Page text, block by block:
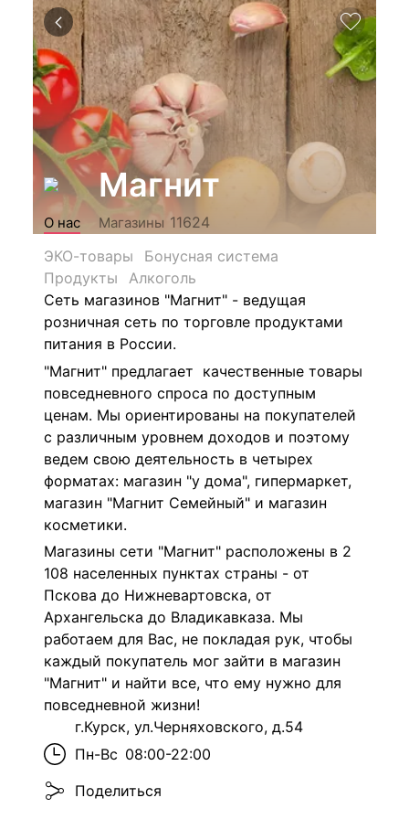
Магнит
О нас Магазины 11624
ЭКО-товары
Бонусная система
Продукты
Алкоголь
Сеть магазинов "Магнит" - ведущая
розничная сеть по торговле продуктами
питания в России.
"Магнит" предлагает качественные товары
повседневного спроса по доступным
ценам. Мы ориентированы на покупателей
с различным уровнем доходов и поэтому
ведем свою деятельность в четырех
форматах: магазин "у дома", гипермаркет,
магазин "Магнит Семейный" и магазин
косметики.
Магазины сети "Магнит" расположены в 2
108 населенных пунктах страны - от
Пскова до Нижневартовска, от
Архангельска до Владикавказа. Мы
работаем для Вас, не покладая рук, чтобы
каждый покупатель мог зайти в магазин
"Магнит" и найти все, что ему нужно для
повседневной жизни!
г.Курск, ул.Черняховского, д.54
Пн-Вс 08:00-22:00
Поделиться